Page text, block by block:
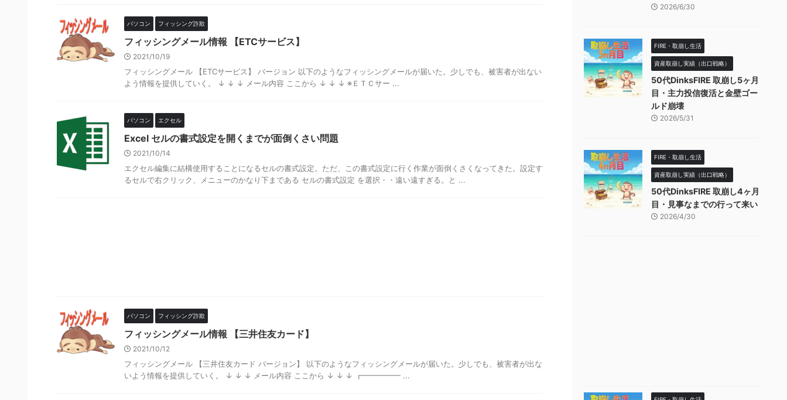
パソコン フィッシング詐欺
フィッシングメール情報 【ETCサービス】
2021/10/19
フィッシングメール 【ETCサービス】 バージョン 以下のようなフィッシングメールが届いた。少しでも、被害者が出ない
よう情報を提供していく。 ↓ ↓ ↓ メール内容 ここから ↓ ↓ ↓ ※ＥＴＣサー ...
パソコン エクセル
Excel セルの書式設定を開くまでが面倒くさい問題
2021/10/14
エクセル編集に結構使用することになるセルの書式設定。ただ、この書式設定に行く作業が面倒くさくなってきた。設定す
るセルで右クリック、メニューのかなり下まである セルの書式設定 を選択・・遠い遠すぎる。と ...
パソコン フィッシング詐欺
フィッシングメール情報 【三井住友カード】
2021/10/12
フィッシングメール 【三井住友カード バージョン】 以下のようなフィッシングメールが届いた。少しでも、被害者が出な
いよう情報を提供していく。 ↓ ↓ ↓ メール内容 ここから ↓ ↓ ↓ ┏━━━━━ ...
2026/6/30
FIRE・取崩し生活
資産取崩し実績（出口戦略）
50代DinksFIRE 取崩し5ヶ月
目・主力投信復活と金壁ゴー
ルド崩壊
2026/5/31
FIRE・取崩し生活
資産取崩し実績（出口戦略）
50代DinksFIRE 取崩し4ヶ月
目・見事なまでの行って来い
2026/4/30